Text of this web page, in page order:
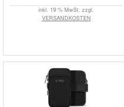
inkl. 19 % MwSt. zzgl.
VERSANDKOSTEN